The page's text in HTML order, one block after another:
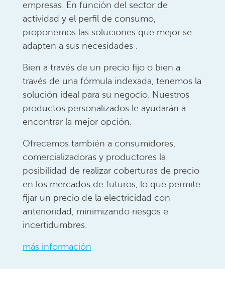
empresas. En función del sector de
actividad y el perfil de consumo,
proponemos las soluciones que mejor se
adapten a sus necesidades .
Bien a través de un precio fijo o bien a
través de una fórmula indexada, tenemos la
solución ideal para su negocio. Nuestros
productos personalizados le ayudarán a
encontrar la mejor opción.
Ofrecemos también a consumidores,
comercializadoras y productores la
posibilidad de realizar coberturas de precio
en los mercados de futuros, lo que permite
fijar un precio de la electricidad con
anterioridad, minimizando riesgos e
incertidumbres.
más información